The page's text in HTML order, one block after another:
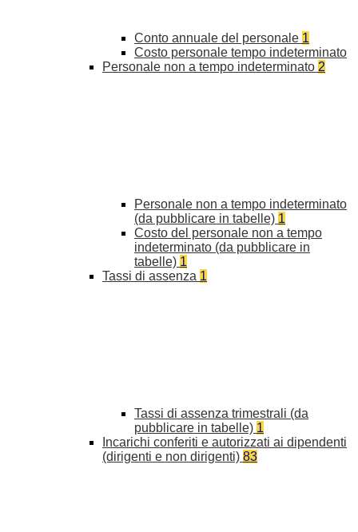
Conto annuale del personale 1
Costo personale tempo indeterminato
Personale non a tempo indeterminato 2
Personale non a tempo indeterminato
(da pubblicare in tabelle) 1
Costo del personale non a tempo
indeterminato (da pubblicare in
tabelle) 1
Tassi di assenza 1
Tassi di assenza trimestrali (da
pubblicare in tabelle) 1
Incarichi conferiti e autorizzati ai dipendenti
(dirigenti e non dirigenti) 83